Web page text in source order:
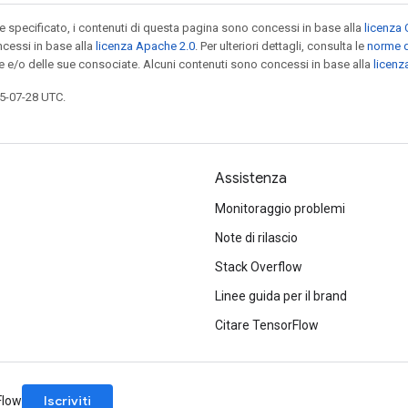
specificato, i contenuti di questa pagina sono concessi in base alla licenza
in base alla licenza Apache 2.0 . Per ulteriori dettagli, consulta le norme
e/o delle sue consociate. Alcuni contenuti sono concessi in base alla
07-28 UTC.
Assistenza
Monitoraggio problemi
Note di rilascio
Stack Overflow
Linee guida per il brand
Citare TensorFlow
Iscriviti